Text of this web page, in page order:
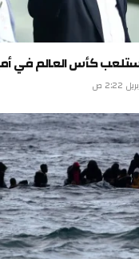
كأس العالم في